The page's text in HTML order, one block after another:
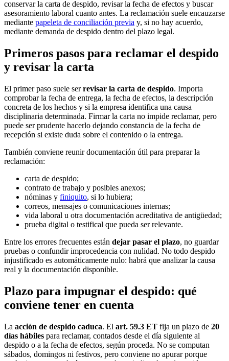
conservar la carta de despido, revisar la fecha de efectos y buscar
asesoramiento laboral cuanto antes. La reclamación suele encauzarse
mediante papeleta de conciliación previa y, si no hay acuerdo,
mediante demanda de despido dentro del plazo legal.
Primeros pasos para reclamar el despido
y revisar la carta
El primer paso suele serrevisar la carta de despido. Importa
comprobar la fecha de entrega, la fecha de efectos, la descripción
concreta de los hechos y si la empresa identifica una causa
disciplinaria determinada. Firmar la carta no impide reclamar, pero
puede ser prudente hacerlo dejando constancia de la fecha de
recepción si existe duda sobre el contenido o la entrega.
También conviene reunir documentación útil para preparar la
reclamación:
carta de despido;
contrato de trabajo y posibles anexos;
nóminas y finiquito, si lo hubiera;
correos, mensajes o comunicaciones internas;
vida laboral u otra documentación acreditativa de antigüedad;
prueba digital o testifical que pueda ser relevante.
Entre los errores frecuentes están dejar pasar el plazo, no guardar
pruebas o confundir improcedencia con nulidad. No todo despido
injustificado es automáticamente nulo: habrá que analizar la causa
real y la documentación disponible.
Plazo para impugnar el despido: qué
conviene tener en cuenta
La acción de despido caduca. El art. 59.3 ET fija un plazo de 20
días hábiles para reclamar, contados desde el día siguiente al
despido o a la fecha de efectos, según proceda. No se computan
sábados, domingos ni festivos, pero conviene no apurar porque